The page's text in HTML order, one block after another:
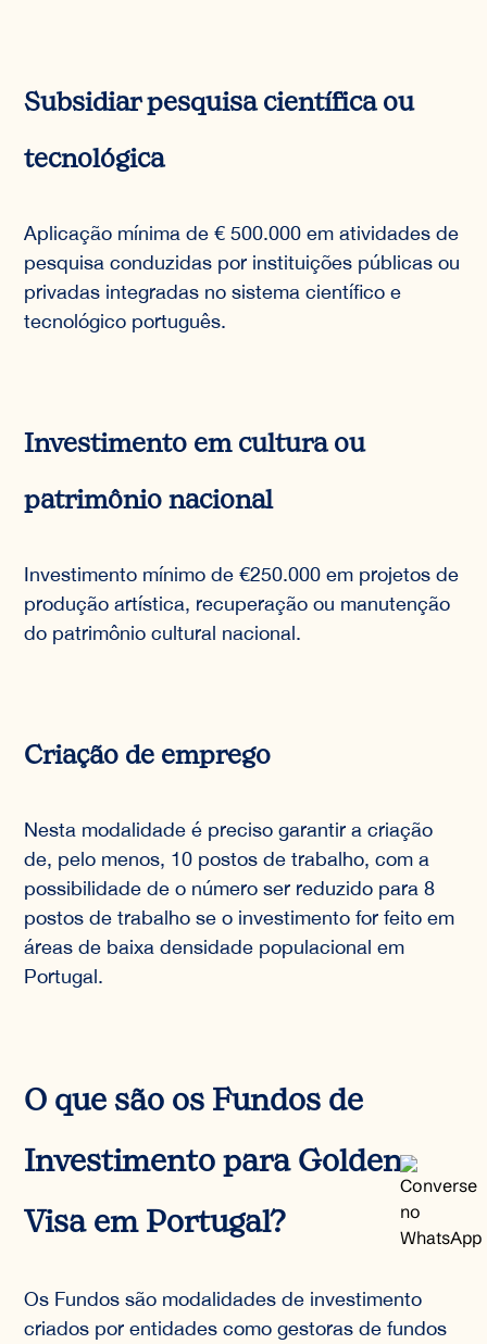
Subsidiar pesquisa científica ou
tecnológica
Aplicação mínima de € 500.000 em atividades de
pesquisa conduzidas por instituições públicas ou
privadas integradas no sistema científico e
tecnológico português.
Investimento em cultura ou
patrimônio nacional
Investimento mínimo de €250.000 em projetos de
produção artística, recuperação ou manutenção
do patrimônio cultural nacional.
Criação de emprego
Nesta modalidade é preciso garantir a criação
de, pelo menos, 10 postos de trabalho, com a
possibilidade de o número ser reduzido para 8
postos de trabalho se o investimento for feito em
áreas de baixa densidade populacional em
Portugal.
O que são os Fundos de
Investimento para Golden
Visa em Portugal?
Os Fundos são modalidades de investimento
criados por entidades como gestoras de fundos